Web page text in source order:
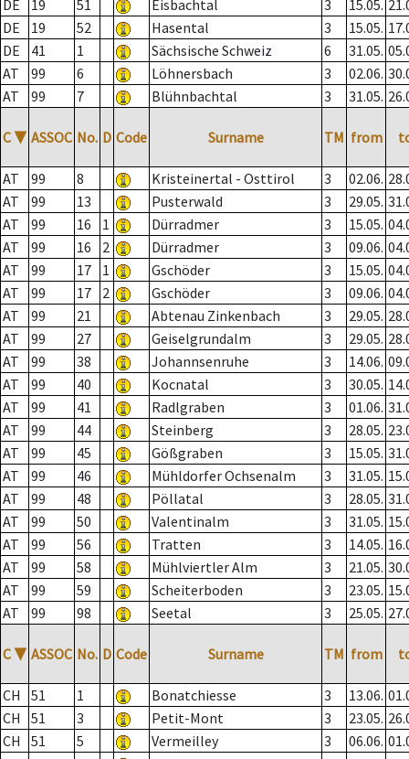
DE
19 51 Eisbachtal 3 15.05.
DE
19 52 Hasental 3 15.05.
DE
41 1 Sächsische Schweiz 6 31.05.
AT
99 6 Löhnersbach 3 02.06.
AT
99 7 Blühnbachtal 3 31.05.
C ▼ ASSOC No. D Code Surname TM from
AT 99 8 Kristeinertal - Osttirol 3 02.06.
AT
99 13 Pusterwald 3 29.05.
AT
99 16 1 Dürradmer 3 15.05.
AT
99 16 2 Dürradmer 3 09.06.
AT
99 17 1 Gschöder 3 15.05.
AT
99 17 2 Gschöder 3 09.06.
AT
99 21 Abtenau Zinkenbach 3 29.05.
AT
99 27 Geiselgrundalm 3 29.05.
AT
99 38 Johannsenruhe 3 14.06.
AT
99 40 Kocnatal 3 30.05.
AT
99 41 Radlgraben 3 01.06.
AT
99 44 Steinberg 3 28.05.
AT
99 45 Gößgraben 3 15.05.
AT
99 46 Mühldorfer Ochsenalm 3 31.05.
AT
99 48 Pöllatal 3 28.05.
AT
99 50 Valentinalm 3 31.05.
AT
99 56 Tratten 3 14.05.
AT
99 58 Mühlviertler Alm 3 21.05.
AT
99 59 Scheiterboden 3 23.05.
AT
99 98 Seetal 3 25.05.
C ▼ ASSOC No. D Code Surname TM from
CH 51 1 Bonatchiesse 3 13.06.
CH
51 3 Petit-Mont 3 23.05.
CH
51 5 Vermeilley 3 06.06.